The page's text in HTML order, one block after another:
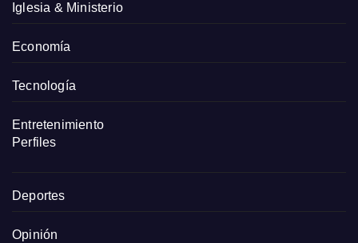
Iglesia & Ministerio
Economía
Tecnología
Entretenimiento
Perfiles
Deportes
Opinión